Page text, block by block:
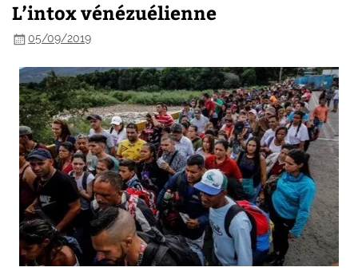
L’intox vénézuélienne
05/09/2019